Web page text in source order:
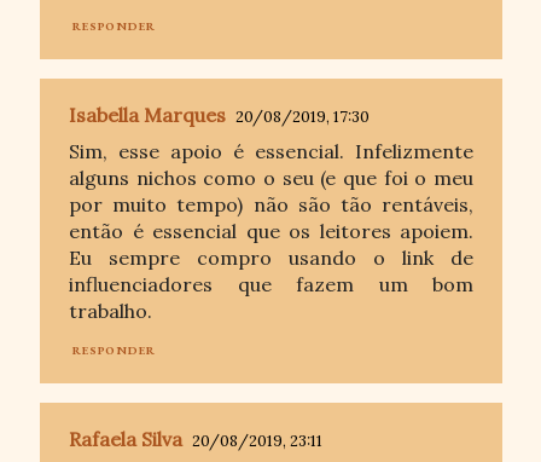
RESPONDER
Isabella Marques 20/08/2019, 17:30
Sim, esse apoio é essencial. Infelizmente
alguns nichos como o seu (e que foi o meu
por muito tempo) não são tão rentáveis,
então é essencial que os leitores apoiem.
Eu sempre compro usando o link de
influenciadores que fazem um bom
trabalho.
RESPONDER
Rafaela Silva 20/08/2019, 23:11